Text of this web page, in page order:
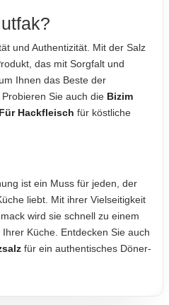
und Authentizität. Mit der Salz
das mit Sorgfalt und
Ihnen das Beste der
Sie auch die Bizim
Hackfleisch für köstliche
ist ein Muss für jeden, der
liebt. Mit ihrer Vielseitigkeit
wird sie schnell zu einem
Küche. Entdecken Sie auch
für ein authentisches Döner-